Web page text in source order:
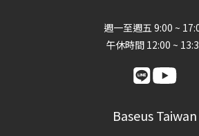
週一至週五 9:00 ~
午休時間 12:00 ~
Baseus Taiwan